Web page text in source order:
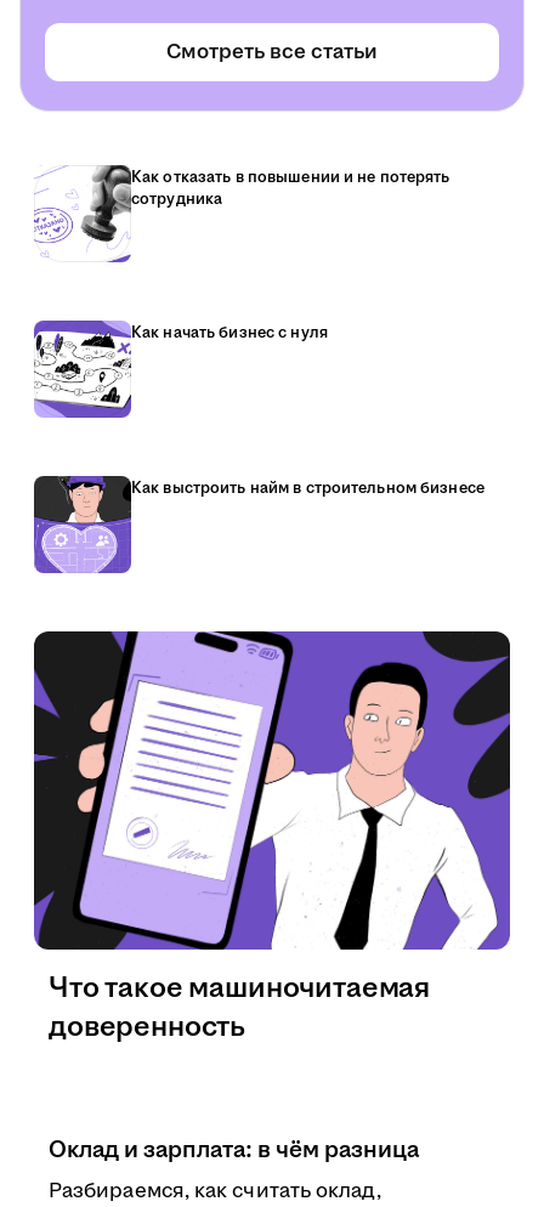
Смотреть все статьи
Как отказать в повышении и не потерять
сотрудника
Как начать бизнес с нуля
Как выстроить найм в строительном бизнесе
Оклад и зарплата: в чём разница
Разбираемся, как считать оклад,
Что такое машиночитаемая
доверенность